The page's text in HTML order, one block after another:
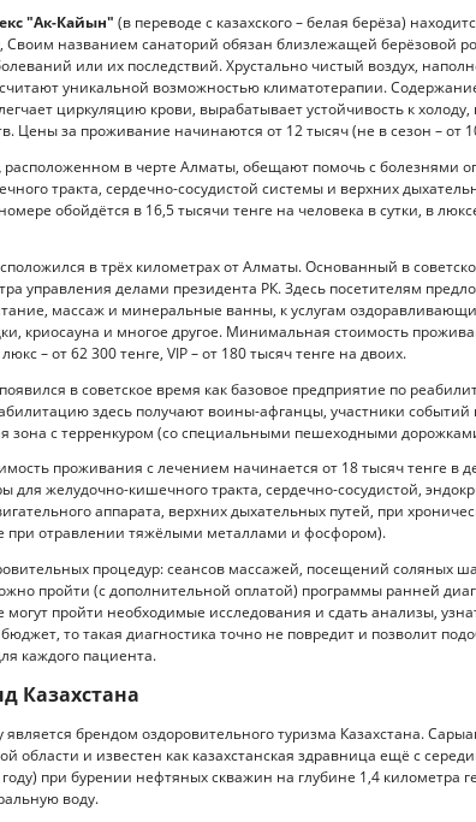
"Ак-Кайын" (в переводе с казахского – белая берёза)
Своим названием санаторий обязан близлежащей берёзовой
или их последствий. Хрустально чистый воздух,
уникальной возможностью климатотерапии.
циркуляцию крови, вырабатывает устойчивость к
Цены за проживание начинаются от 12 тысяч (не в сезон – от
расположенном в черте Алматы, обещают помочь с болезнями
тракта, сердечно-сосудистой системы и верхних
обойдётся в 16,5 тысячи тенге на человека в сутки, в
в трёх километрах от Алматы. Основанный в
управления делами президента РК. Здесь посетителям
массаж и минеральные ванны, к услугам
криосауна и многое другое. Минимальная стоимость
– от 62 300 тенге, VIP – от 180 тысяч тенге на двоих.
появился в советское время как базовое предприятие по
здесь получают воины-афганцы, участники событий
зона с терренкуром (со специальными пешеходными
проживания с лечением начинается от 18 тысяч тенге в
для желудочно-кишечного тракта, сердечно-сосудистой,
аппарата, верхних дыхательных путей, при
при отравлении тяжёлыми металлами и фосфором).
процедур: сеансов массажей, посещений соляных
пройти (с дополнительной оплатой) программы ранней
пройти необходимые исследования и сдать анализы,
то такая диагностика точно не повредит и позволит
каждого пациента.
Казахстана
брендом оздоровительного туризма Казахстана.
области и известен как казахстанская здравница ещё с
при бурении нефтяных скважин на глубине 1,4 километра
воду.